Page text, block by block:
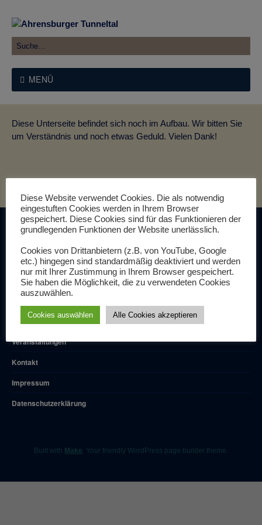
MENÜ
Diese Unterseite befindet sich noch im Aufbau. Wir bitten Sie
um Verständnis und noch etwas Geduld. Vielen Dank!
Allgemeines
Veranstaltungen
Kontakt
Impressum
Datenschutzerklärung
Built with Make. Your friendly WordPress page builder theme.
Diese Website verwendet Cookies. Die als notwendig
eingestuften Cookies werden in Ihrem Browser
gespeichert. Diese Cookies sind für das Funktionieren der
grundlegenden Funktionen der Website unerlässlich.
Cookies von Drittanbietern (z.B. von YouTube, Google
etc.) hingegen sind standardmäßig deaktiviert und werden
nur mit Ihrer Zustimmung in Ihrem Browser gespeichert.
Sie haben die Möglichkeit, die zu verwendeten Cookies
auszuwählen.
Cookies auswählen Alle Cookies akzeptieren